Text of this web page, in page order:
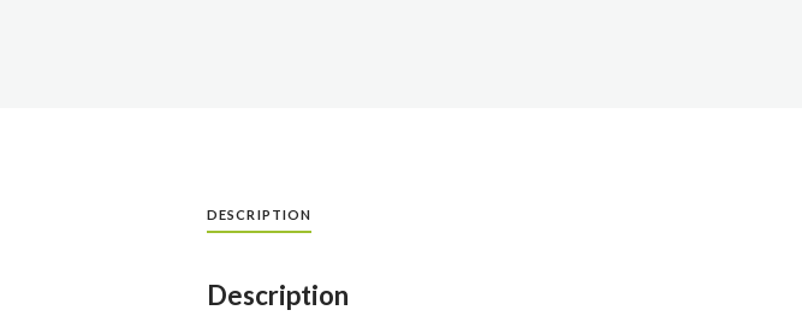
DESCRIPTION
Description